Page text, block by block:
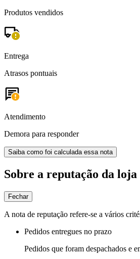
Produtos vendidos
Entrega
Atrasos pontuais
Atendimento
Demora para responder
Saiba como foi calculada essa nota
Sobre a reputação da loja
Fechar
A nota de reputação refere-se a vários
Pedidos entregues no prazo
Pedidos que foram despachados e